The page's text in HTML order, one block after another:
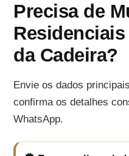
Precisa de
da Cadeira?
Envie os dados
confirma os detalhes
WhatsApp.